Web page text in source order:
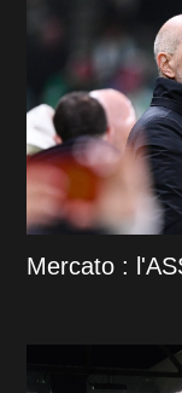
Mercato :